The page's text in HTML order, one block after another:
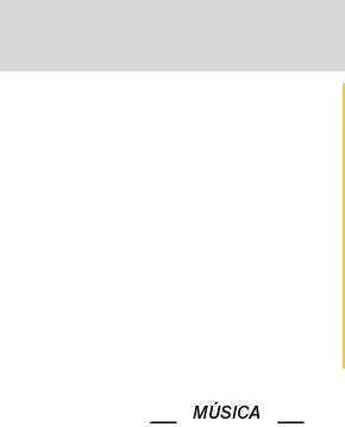
MÚSICA